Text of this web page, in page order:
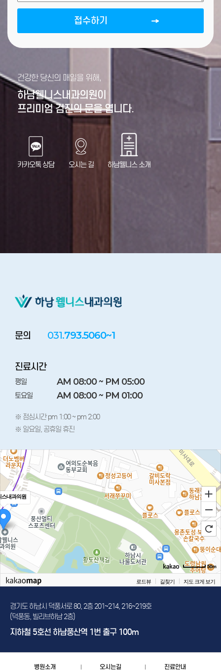
접수하기
건강한 당신의 매일을 위해,
하남웰니스내과의원이
프리미엄 검진의 문을 엽니다.
카카오톡 상담 오시는 길 하남웰니스 소개
문의 031.793.5060~1
진료시간
평일 AM 08:00 ~ PM 05:00
토요일 AM 08:00 ~ PM 01:00
※ 점심시간 pm 1:00 ~ pm 2:00
※ 일요일, 공휴일 휴진
스내과의원
50m
로드뷰 길찾기 지도 크게 보기
경기도 하남시 덕풍서로 80, 2층 201~214, 216~219호
(덕풍동, 빌리브하남 2층)
지하철 5호선 하남풍산역 1번 출구 100m
병원소개 오시는길 진료안내